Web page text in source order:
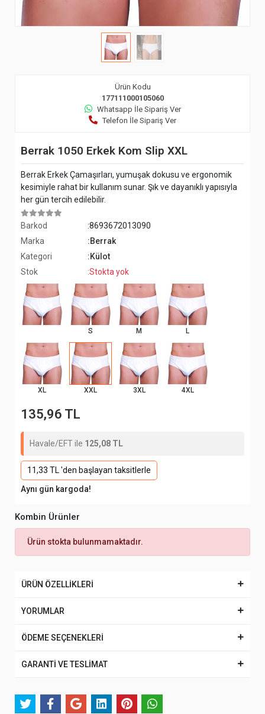
Ürün Kodu
177111000105060
Whatsapp İle Sipariş Ver
Telefon İle Sipariş Ver
Berrak 1050 Erkek Kom Slip XXL
Berrak Erkek Çamaşırları, yumuşak dokusu ve ergonomik
kesimiyle rahat bir kullanım sunar. Şık ve dayanıklı yapısıyla
her gün tercih edilebilir.
Barkod
:8693672013090
Marka
:Berrak
Kategori
:Külot
Stok
:Stokta yok
S M L
XL XXL 3XL 4XL
135,96 TL
Havale/EFT ile 125,08 TL
11,33 TL 'den başlayan taksitlerle
Aynı gün kargoda!
Kombin Ürünler
Ürün stokta bulunmamaktadır.
ÜRÜN ÖZELLİKLERİ
YORUMLAR
ÖDEME SEÇENEKLERİ
GARANTİ VE TESLİMAT